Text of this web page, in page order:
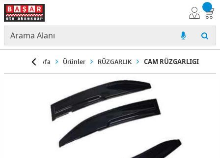
Anasayfa Ürünler RÜZGARLIK CAM RÜZGARLIGI